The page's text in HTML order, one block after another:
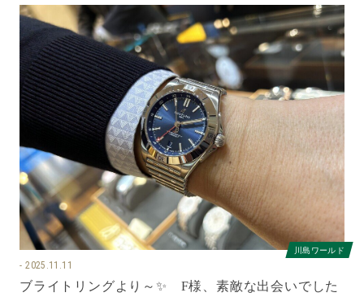
川島ワールド
2025.11.11
ブライトリングより～✨ F様、素敵な出会いでした